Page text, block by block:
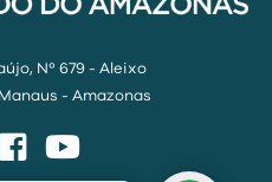
Nº 679 - Aleixo
- Amazonas
Facebook